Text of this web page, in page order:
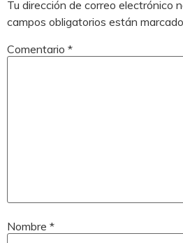
Tu dirección de correo electrónico
campos obligatorios están
Comentario *
Nombre *